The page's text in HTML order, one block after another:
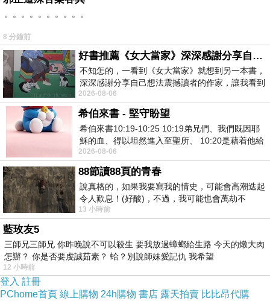
尋找那能快樂的自己
再不斷的封鎖
這樣後來應該會糟糕吧
但也許會一直融洽
算惹
我大概知道要怎樣惹
假裝不知道還是不錯的辦法
。。。。。。。。。。
8 分鐘前
好書推薦《女大當家》深深感謝分享自己想法震撼讀者的作家，讓我看到不同樣貌的家庭！
不知怎的，一看到《女大當家》就想到另一本書，
深深感謝分享自己想法震撼讀者的作家，讓我看到
不同樣貌的家庭！ 《女大
2026-08-06
希伯來書 - 堅守盼望
希伯來書10:19-10:25 10:19弟兄們、我們既因耶
穌的血、得以坦然進入至聖所、 10:20是藉着他給
我們開了一條又新又活的路從幔子經過
2026-08-06
88節讀88頁的青春
說真格的，如果我要寫我的情史，可能會高潮迭起
令人歎息！(好酸)，不過，我可能也會萬劫不
復...，每天跪鍵盤還是被判了花心的罪
13 小時前
藍玫友5
三師兄三師兄 你昨晚說不可以殺生 要我放過蟑螂給生路 今天的燉大肉
怎辦？ 你是否要虔誠茹素？ 蛤？別說師妹愛記仇 我希望
12 小時前
登入 註冊
PChome首頁 線上購物 24h購物 書店 露天拍賣 比比昂代購